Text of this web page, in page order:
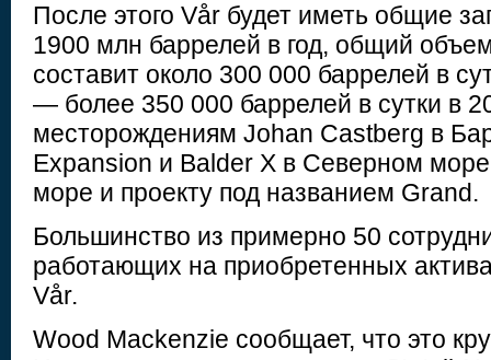
После этого Vår будет иметь общие
1900 млн баррелей в год, общий
составит около 300 000 баррелей в
— более 350 000 баррелей в сутки в
месторождениям Johan Castberg в
Expansion и Balder X в Северном
море и проекту под названием Grand.
Большинство из примерно 50
работающих на приобретенных
Vår.
Wood Mackenzie сообщает, что это